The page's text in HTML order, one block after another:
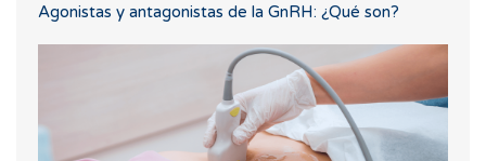
Agonistas y antagonistas de la GnRH: ¿Qué son?